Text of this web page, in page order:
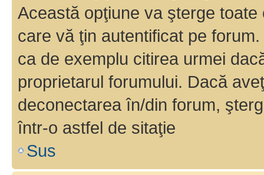
Această opţiune va şterge
care vă ţin autentificat pe
ca de exemplu citirea urmei
proprietarul forumului. Dacă
deconectarea în/din forum,
într-o astfel de sitaţie
Sus